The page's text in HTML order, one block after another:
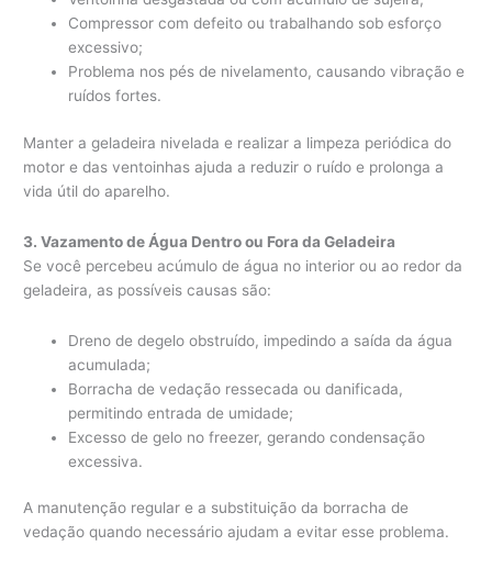
Compressor com defeito ou trabalhando sob esforço
excessivo;
Problema nos pés de nivelamento, causando vibração e
ruídos fortes.
Manter a geladeira nivelada e realizar a limpeza periódica do
motor e das ventoinhas ajuda a reduzir o ruído e prolonga a
vida útil do aparelho.
3. Vazamento de Água Dentro ou Fora da Geladeira
Se você percebeu acúmulo de água no interior ou ao redor da
geladeira, as possíveis causas são:
Dreno de degelo obstruído, impedindo a saída da água
acumulada;
Borracha de vedação ressecada ou danificada,
permitindo entrada de umidade;
Excesso de gelo no freezer, gerando condensação
excessiva.
A manutenção regular e a substituição da borracha de
vedação quando necessário ajudam a evitar esse problema.